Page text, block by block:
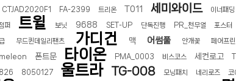
CTJAD2020F1 FA-2399 트리온 T011 세미와이드 이너패딩
퍼 트윌 보닛 9688 SET-UP 단독진행 PR_천무열 포스터
무드퀸데일리팬츠 가디건 맥 어썸풀 안개꽃 페어프린
폰트문 타이온 PMA_0003 비스코스 세컨로고
8050127 울트라 TG-008 모닝패치 네리로즈 코